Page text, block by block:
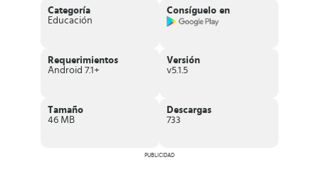
También, tendrásacceso a prácticas de lecturas de notas
a primera vista, de intervalos y fórmulas de escalas. Conseguirás una
aleatorizar claves, acordes y escalas, aporta guía práctica en cada
Excelente aplicación educativa, que aporta información
teórica y práctica sobre conceptos musicales
Consta de opciones para crear acordes, escalas y modos
Categoría
Educación
Consíguelo en
Requerimientos
Android 7.1+
Versión
v5.1.5
Tamaño
46 MB
Descargas
733
PUBLICIDAD